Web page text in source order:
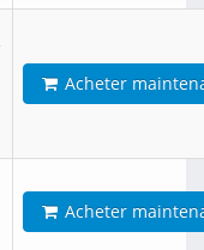
Acheter
Acheter